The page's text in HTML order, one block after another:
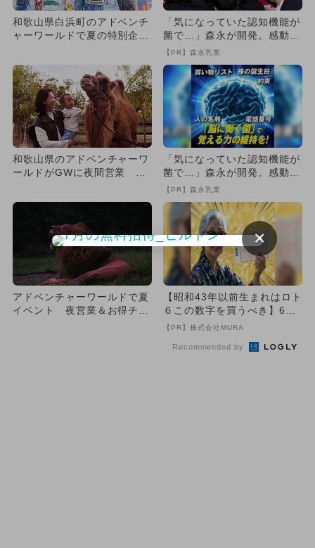
和歌山県白浜町のアドベンチ
ャーワールドで夏の特別企
「気になっていた認知機能が
菌で…」森永が開発。感動の
70代続出
【PR】森永乳業
和歌山県のアドベンチャーワ
ールドがGWに夜間営業 夜
ョ
「気になっていた認知機能が
菌で…」森永が開発。感動の
70代続出
【PR】森永乳業
アドベンチャーワールドで夏
イベント 夜営業＆お得チケ
【昭和43年以前生まれはロト
６この数字を買うべき】6つ
の数字が「完全一致」する
【PR】株式会社MURA
Recommended by
×